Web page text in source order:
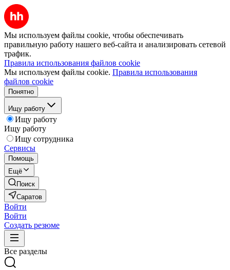
Мы используем файлы cookie, чтобы обеспечивать
правильную работу нашего веб-сайта и анализировать сетевой
трафик.
Правила использования файлов cookie
Мы используем файлы cookie. Правила использования
файлов cookie
Понятно
Ищу работу
Ищу работу
Ищу работу
Ищу сотрудника
Сервисы
Помощь
Ещё
Поиск
Саратов
Войти
Войти
Создать резюме
Все разделы